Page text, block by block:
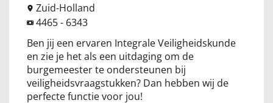
Zuid-Holland
4465 - 6343
Ben jij een ervaren Integrale Veiligheidskunde
en zie je het als een uitdaging om de
burgemeester te ondersteunen bij
veiligheidsvraagstukken? Dan hebben wij de
perfecte functie voor jou!